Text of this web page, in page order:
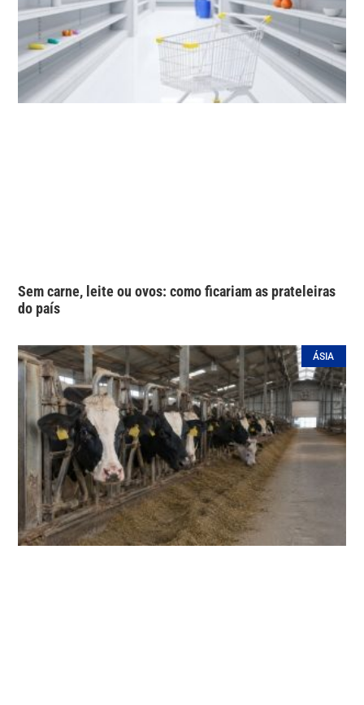
Sem carne, leite ou ovos: como ficariam as prateleiras
do país
ÁSIA